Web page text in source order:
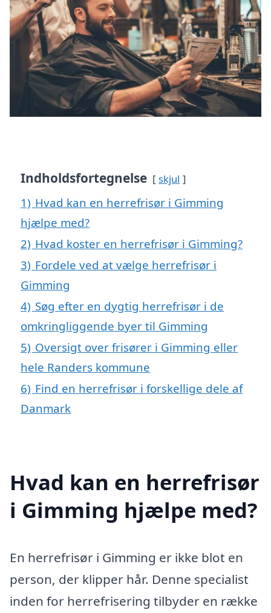
Indholdsfortegnelse skjul
1) Hvad kan en herrefrisør i Gimming
hjælpe med?
2) Hvad koster en herrefrisør i Gimming?
3) Fordele ved at vælge herrefrisør i
Gimming
4) Søg efter en dygtig herrefrisør i de
omkringliggende byer til Gimming
5) Oversigt over frisører i Gimming eller
hele Randers kommune
6) Find en herrefrisør i forskellige dele af
Danmark
Hvad kan en herrefrisør
i Gimming hjælpe med?
En herrefrisør i Gimming er ikke blot en
person, der klipper hår. Denne specialist
inden for herrefrisering tilbyder en række